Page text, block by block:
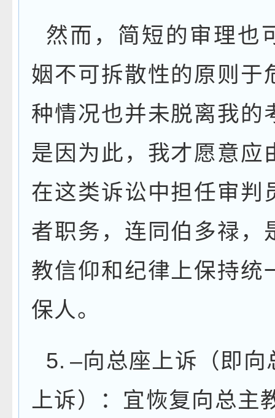
然而，简短的审理也
姻不可拆散性的原则于
种情况也并未脱离我的
是因为此，我才愿意应
在这类诉讼中担任审判
者职务，连同伯多禄，
教信仰和纪律上保持统
保人。
5. –向总座上诉（即向
上诉）：宜恢复向总主